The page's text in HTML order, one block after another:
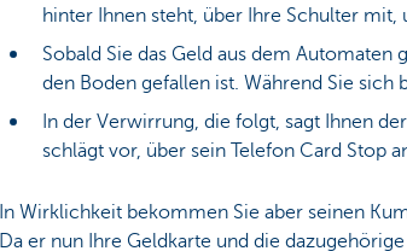
hinter Ihnen steht, über Ihre Schulter
Sobald Sie das Geld aus dem
den Boden gefallen ist. Während Sie
In der Verwirrung, die folgt, sagt Ihnen
schlägt vor, über sein Telefon Card Stop
In Wirklichkeit bekommen Sie aber seinen
Da er nun Ihre Geldkarte und die